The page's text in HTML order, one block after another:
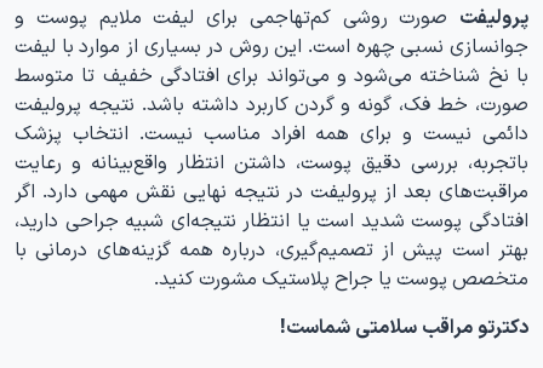
پرولیفت صورت روشی کم‌تهاجمی برای لیفت ملایم پوست و
جوانسازی نسبی چهره است. این روش در بسیاری از موارد با لیفت
با نخ شناخته می‌شود و می‌تواند برای افتادگی خفیف تا متوسط
صورت، خط فک، گونه و گردن کاربرد داشته باشد. نتیجه پرولیفت
دائمی نیست و برای همه افراد مناسب نیست. انتخاب پزشک
باتجربه، بررسی دقیق پوست، داشتن انتظار واقع‌بینانه و رعایت
مراقبت‌های بعد از پرولیفت در نتیجه نهایی نقش مهمی دارد. اگر
افتادگی پوست شدید است یا انتظار نتیجه‌ای شبیه جراحی دارید،
بهتر است پیش از تصمیم‌گیری، درباره همه گزینه‌های درمانی با
متخصص پوست یا جراح پلاستیک مشورت کنید.
دکترتو مراقب سلامتی شماست!